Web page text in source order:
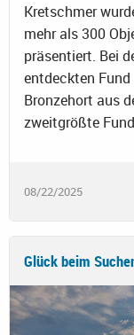
Kretschmer
mehr als 300
präsentiert. Bei
entdeckten
Bronzehort aus
zweitgrößte
08/22/2025
Glück beim